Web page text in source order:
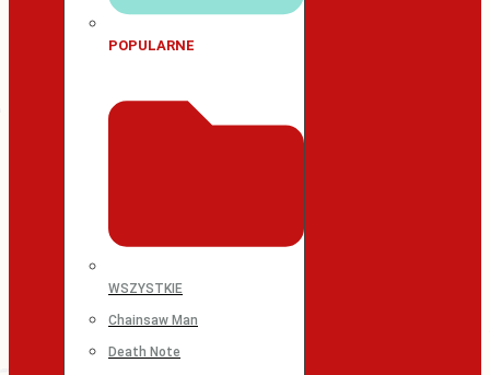
POPULARNE
WSZYSTKIE
Chainsaw Man
Death Note